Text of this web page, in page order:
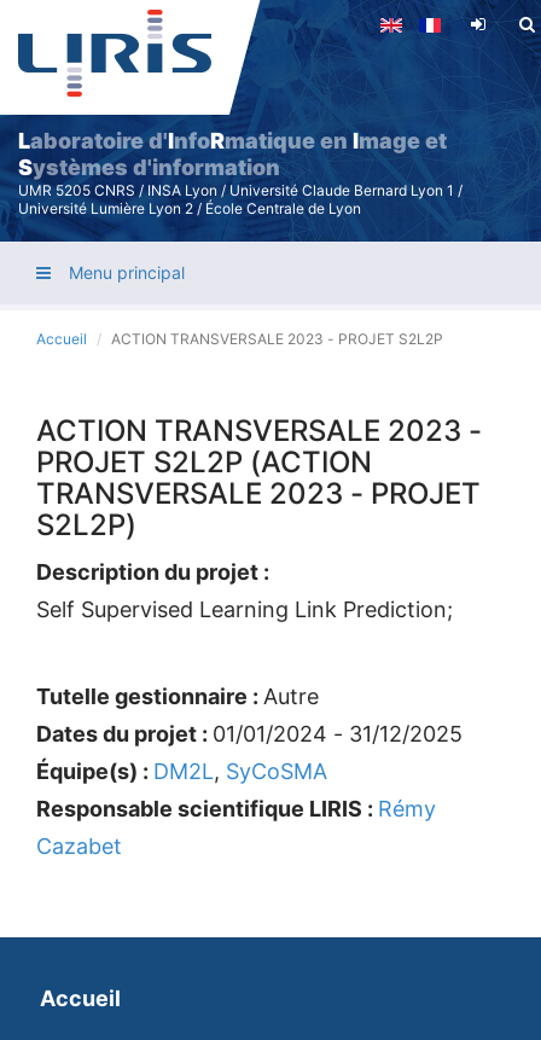
Aller
contenu
principal
Laboratoire d'InfoRmatique en Image et
Systèmes d'information
UMR 5205 CNRS / INSA Lyon / Université Claude Bernard Lyon 1 /
Université Lumière Lyon 2 / École Centrale de Lyon
Menu principal
Accueil ACTION TRANSVERSALE 2023 - PROJET S2L2P
ACTION TRANSVERSALE 2023 -
PROJET S2L2P (ACTION
TRANSVERSALE 2023 - PROJET
S2L2P)
Description du projet :
Self Supervised Learning Link Prediction;
Tutelle gestionnaire : Autre
Dates du projet : 01/01/2024 - 31/12/2025
Équipe(s) : DM2L, SyCoSMA
Responsable scientifique LIRIS : Rémy
Cazabet
Accueil